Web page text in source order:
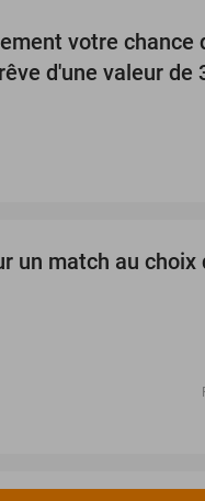
votre chance
d'une valeur de
un match au choix